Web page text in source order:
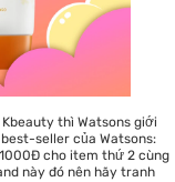
thì Watsons giới
seller của Watsons:
cho item thứ 2 cùng
này đó nên hãy tranh